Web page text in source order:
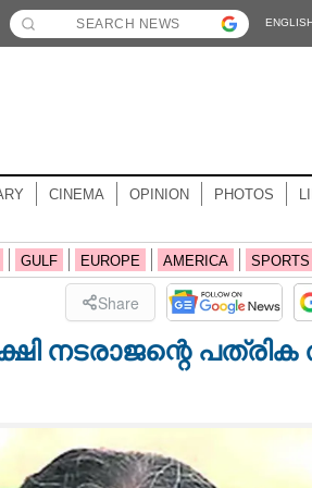
CINEMA OPINION PHOTOS
GULF EUROPE AMERICA SPORTS
Share
നടരാജന്റെ പത്രിക